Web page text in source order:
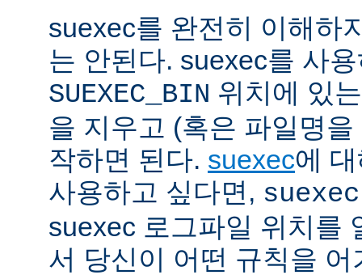
suexec를 완전히 이해하
는 안된다. suexec를 사
SUEXEC_BIN 위치에 있
을 지우고 (혹은 파일명
작하면 된다. suexec에
사용하고 싶다면,
suexec 로그파일 위치를
서 당신이 어떤 규칙을